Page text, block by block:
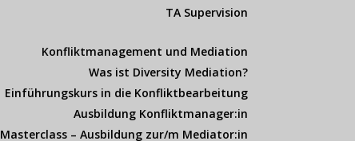
TA Supervision
Konfliktmanagement und Mediation
Was ist Diversity Mediation?
Einführungskurs in die Konfliktbearbeitung
Ausbildung Konfliktmanager:in
Masterclass – Ausbildung zur/m Mediator:in